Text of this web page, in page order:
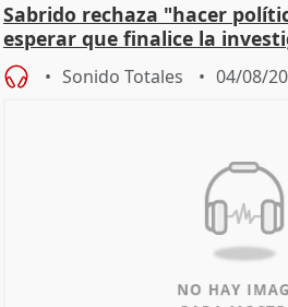
Sabrido rechaza "hacer
esperar que finalice la
Sonido Totales 04/08/